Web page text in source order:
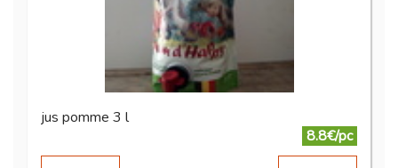
jus pomme 3 l
8.8€/pc